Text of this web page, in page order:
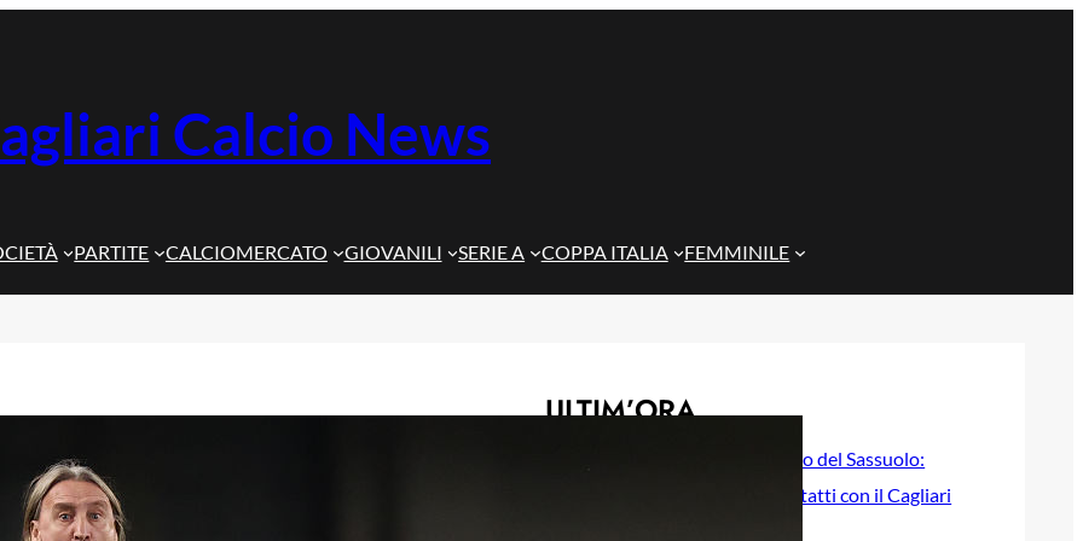
Calcio News
PARTITE CALCIOMERCATO GIOVANILI SERIE A COPPA ITALIA FEMMINILE
ULTIM’ORA
Zappa nel mirino del Sassuolo:
riallacciati i contatti con il Cagliari